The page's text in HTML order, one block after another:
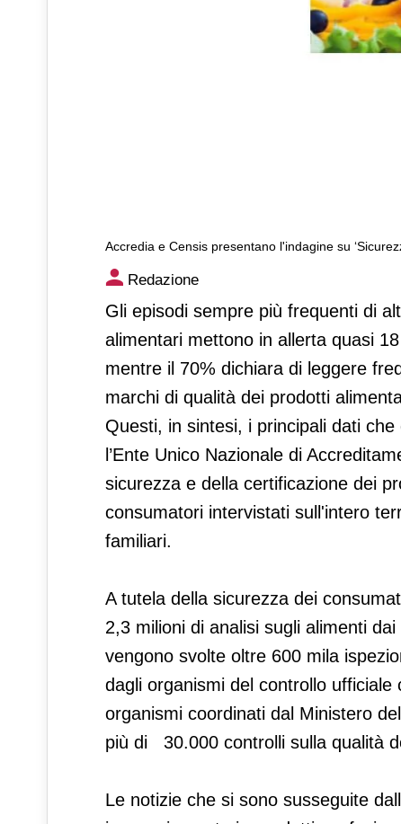
Accredia e Censis presentano l'indagine su
Accredia e Censis
dei prodotti alimentari’
Redazione
Gli episodi sempre più frequenti di
alimentari mettono in allerta quasi
mentre il 70% dichiara di leggere
marchi di qualità dei prodotti
Questi, in sintesi, i principali dati
l’Ente Unico Nazionale di
sicurezza e della certificazione dei
consumatori intervistati sull'intero
familiari.
A tutela della sicurezza dei
2,3 milioni di analisi sugli alimenti
vengono svolte oltre 600 mila
dagli organismi del controllo
organismi coordinati dal Ministero
più di 30.000 controlli sulla qualità
Le notizie che si sono susseguite